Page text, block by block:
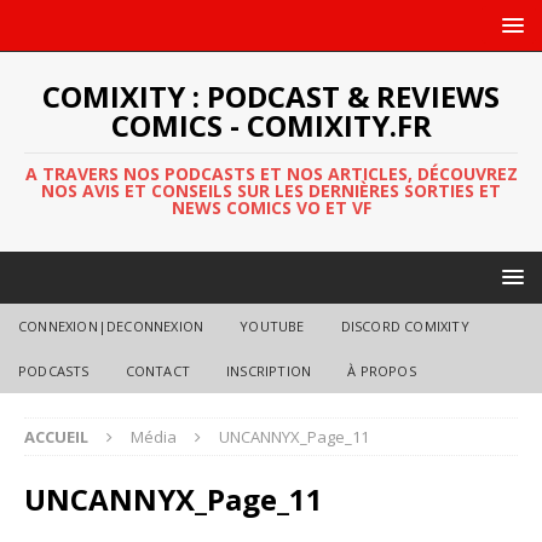
COMIXITY : PODCAST & REVIEWS
COMICS - COMIXITY.FR
A TRAVERS NOS PODCASTS ET NOS ARTICLES, DÉCOUVREZ
NOS AVIS ET CONSEILS SUR LES DERNIÈRES SORTIES ET
NEWS COMICS VO ET VF
CONNEXION|DECONNEXION YOUTUBE DISCORD COMIXITY
PODCASTS CONTACT INSCRIPTION À PROPOS
ACCUEIL Média UNCANNYX_Page_11
UNCANNYX_Page_11